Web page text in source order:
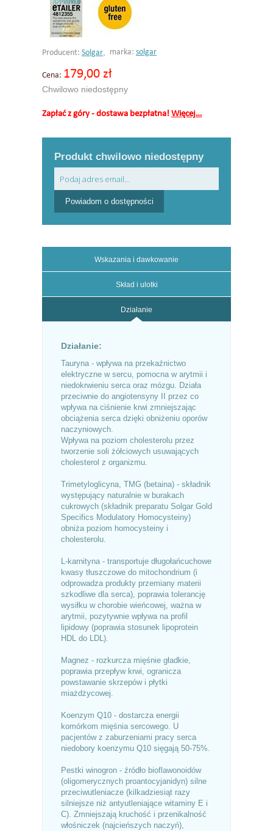
Producent: Solgar marka: solgar
Cena: 179,00 zł
Chwilowo niedostępny
Zapłać z góry - dostawa bezpłatna! Więcej…
Produkt chwilowo niedostępny
Powiadom o dostępności
Wskazania i dawkowanie
Skład i ulotki
Działanie
Działanie:
Tauryna - wpływa na przekaźnictwo
elektryczne w sercu, pomocna w arytmii i
niedokrwieniu serca oraz mózgu. Działa
przeciwnie do angiotensyny II przez co
wpływa na ciśnienie krwi zmniejszając
obciążenia serca dzięki obniżeniu oporów
naczyniowych.
Wpływa na poziom cholesterolu przez
tworzenie soli żółciowych usuwających
cholesterol z organizmu.
Trimetyloglicyna, TMG (betaina) - składnik
występujący naturalnie w burakach
cukrowych (składnik preparatu Solgar Gold
Specifics Modulatory Homocysteiny)
obniża poziom homocysteiny i
cholesterolu.
L-karnityna - transportuje długołańcuchowe
kwasy tłuszczowe do mitochondrium (i
odprowadza produkty przemiany materii
szkodliwe dla serca), poprawia tolerancję
wysiłku w chorobie wieńcowej, ważna w
arytmii, pozytywnie wpływa na profil
lipidowy (poprawia stosunek lipoprotein
HDL do LDL).
Magnez - rozkurcza mięśnie gładkie,
poprawia przepływ krwi, ogranicza
powstawanie skrzepów i płytki
miażdżycowej.
Koenzym Q10 - dostarcza energii
komórkom mięśnia sercowego. U
pacjentów z zaburzeniami pracy serca
niedobory koenzymu Q10 sięgają 50-75%.
Pestki winogron - źródło bioflawonoidów
(oligomerycznych proantocyjanidyn) silne
przeciwutleniacze (kilkadziesiąt razy
silniejsze niż antyutleniające witaminy E i
C). Zmniejszają kruchość i przenikalność
włośniczek (najcieńszych naczyń),